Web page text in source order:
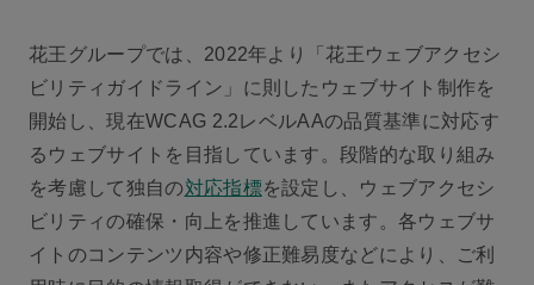
花王グループでは、2022年より「花王ウェブアクセシ
ビリティガイドライン」に則したウェブサイト制作を
開始し、現在WCAG 2.2レベルAAの品質基準に対応す
るウェブサイトを目指しています。段階的な取り組み
を考慮して独自の対応指標を設定し、ウェブアクセシ
ビリティの確保・向上を推進しています。各ウェブサ
イトのコンテンツ内容や修正難易度などにより、ご利